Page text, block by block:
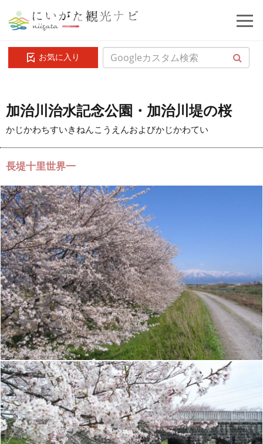
お気に入り
加治川治水記念公園・加治川堤の桜
かじかわちすいきねんこうえんおよびかじかわてい
長堤十里世界一